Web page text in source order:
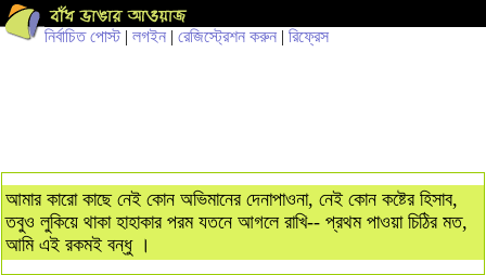
নির্বাচিত পোস্ট| লগইন | রেজিস্ট্রেশন করুন | রিফ্রেস
আমার কারো কাছে নেই কোন অভিমানের দেনাপাওনা, নেই কোন কষ্টের হিসাব,
তবুও লুকিয়ে থাকা হাহাকার পরম যতনে আগলে রাখি-- প্রথম পাওয়া চিঠির মত,
আমি এই রকমই বন্ধু ।